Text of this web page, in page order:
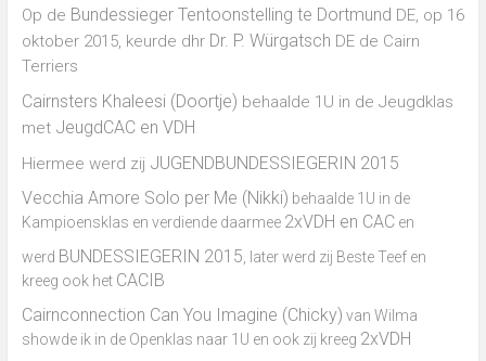
excellent
Terriers
in
Nieuwediep,
(NL)
Op de Bundessieger Tentoonstelling te Dortmund DE, op 16
oktober 2015, keurde dhr Dr. P. Würgatsch DE de Cairn
Terriers
Cairnsters Khaleesi (Doortje) behaalde 1U in de Jeugdklas
met JeugdCAC en VDH
Hiermee werd zij JUGENDBUNDESSIEGERIN 2015
Vecchia Amore Solo per Me (Nikki) behaalde 1U in de
Kampioensklas en verdiende daarmee 2xVDH en CACen
werd BUNDESSIEGERIN 2015 , later werd zij Beste Teef en
kreeg ook het CACIB
Cairnconnection Can You Imagine (Chicky) van Wilma
showde ik in de Openklas naar 1U en ook zij kreeg 2xVDH